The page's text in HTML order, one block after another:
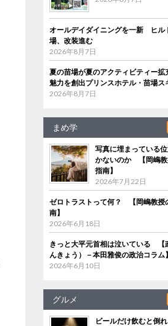
オールデイダイニングを一新 ヒル
場、改装進む
2026年8月7日
夏の苗場が夏のアクティビティー
魅力を創出プリンスホテル・苗場ス
2026年8月7日
まめ学
写真に埋まっている
かないのか 【岡嶋教
指南】
2026年7月22日
ゼロトラストって何？ 【岡嶋教授
南】
2026年6月18日
きっと大平元首相は泣いている 【
んきょう）－本田雅俊の政治コラム】
2026年6月10日
グルメ
ビールだけ飲むと倒